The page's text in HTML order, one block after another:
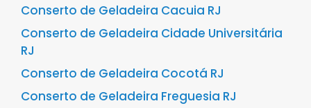
Conserto de Geladeira Cacuia RJ
Conserto de Geladeira Cidade Universitária
RJ
Conserto de Geladeira Cocotá RJ
Conserto de Geladeira Freguesia RJ